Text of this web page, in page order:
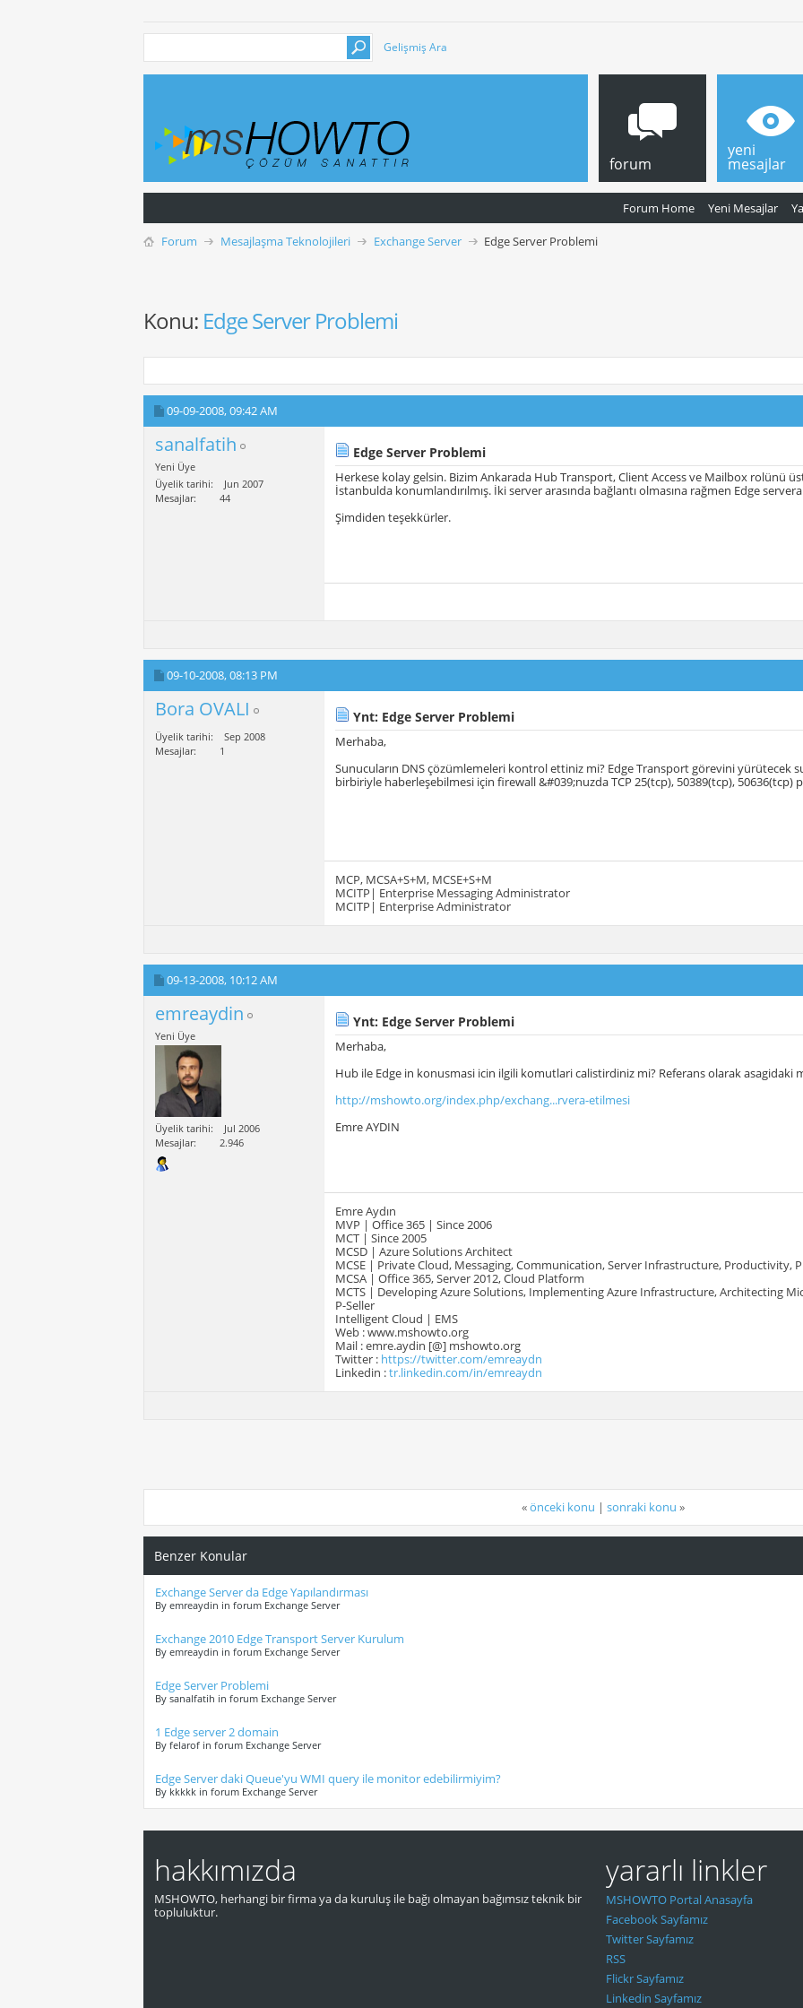
Gelişmiş Ara
forum
Forum Home Yeni Mesajlar
yeni
mesajlar
Forum Mesajlaşma Teknolojileri Exchange Server Edge Server Problemi
Konu: Edge Server Problemi
09-09-2008,09:42 AM
sanalfatih
Yeni Üye
Üyelik tarihi
Jun 2007
Mesajlar
44
Edge Server Problemi
Herkese kolay gelsin. Bizim Ankarada Hub Transport, Client Access ve Mailbox rolünü
İstanbulda konumlandırılmış. İki server arasında bağlantı olmasına rağmen Edge
Şimdiden teşekkürler.
09-10-2008,08:13 PM
Bora OVALI
Üyelik tarihi
Sep 2008
Mesajlar
1
Ynt: Edge Server Problemi
Merhaba,
Sunucuların DNS çözümlemeleri kontrol ettiniz mi? Edge Transport görevini yürütecek
birbiriyle haberleşebilmesi için firewall &#039;nuzda TCP 25(tcp), 50389(tcp), 50636(tcp)
MCP, MCSA+S+M, MCSE+S+M
MCITP| Enterprise Messaging Administrator
MCITP| Enterprise Administrator
09-13-2008, 10:12 AM
emreaydin
Yeni Üye
Üyelik tarihi
Jul 2006
Mesajlar
2.946
Ynt: Edge Server Problemi
Merhaba,
Hub ile Edge in konusmasi icin ilgili komutlari calistirdiniz mi? Referans olarak asagidaki
http://mshowto.org/index.php/exchang...rvera-etilmesi
Emre AYDIN
Emre Aydın
MVP | Office 365 | Since 2006
MCT | Since 2005
MCSD | Azure Solutions Architect
MCSE | Private Cloud, Messaging, Communication, Server Infrastructure, Productivity,
MCSA | Office 365, Server 2012, Cloud Platform
MCTS | Developing Azure Solutions, Implementing Azure Infrastructure, Architecting
P-Seller
Intelligent Cloud | EMS
Web : www.mshowto.org
Mail : emre.aydin [@] mshowto.org
Twitter : https://twitter.com/emreaydn
Linkedin :tr.linkedin.com/in/emreaydn
«önceki konu | sonraki konu »
Benzer Konular
Exchange Server da Edge Yapılandırması
By emreaydin in forum Exchange Server
Exchange 2010 Edge Transport Server Kurulum
By emreaydin in forum Exchange Server
Edge Server Problemi
By sanalfatih in forum Exchange Server
1 Edge server 2 domain
By felarof in forum Exchange Server
Edge Server daki Queue'yu WMI query ile monitor edebilirmiyim?
By kkkkk in forum Exchange Server
hakkımızda
MSHOWTO, herhangi bir firma ya da kuruluş ile bağı olmayan bağımsız teknik bir
topluluktur.
yararlı linkler
MSHOWTO Portal Anasayfa
Facebook Sayfamız
Twitter Sayfamız
RSS
Flickr Sayfamız
Linkedin Sayfamız